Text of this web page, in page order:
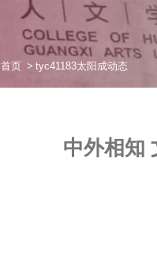
首页 > tyc41183太阳成动态
中外相知